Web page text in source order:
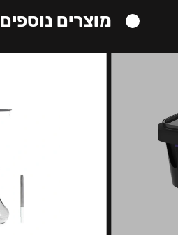
מוצרים נוספים